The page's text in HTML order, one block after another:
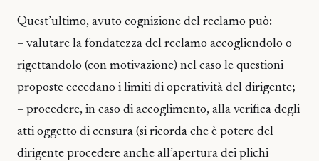
Quest’ultimo, avuto cognizione del reclamo può:
– valutare la fondatezza del reclamo accogliendolo o
rigettandolo (con motivazione) nel caso le questioni
proposte eccedano i limiti di operatività del dirigente;
– procedere, in caso di accoglimento, alla verifica degli
atti oggetto di censura (si ricorda che è potere del
dirigente procedere anche all’apertura dei plichi